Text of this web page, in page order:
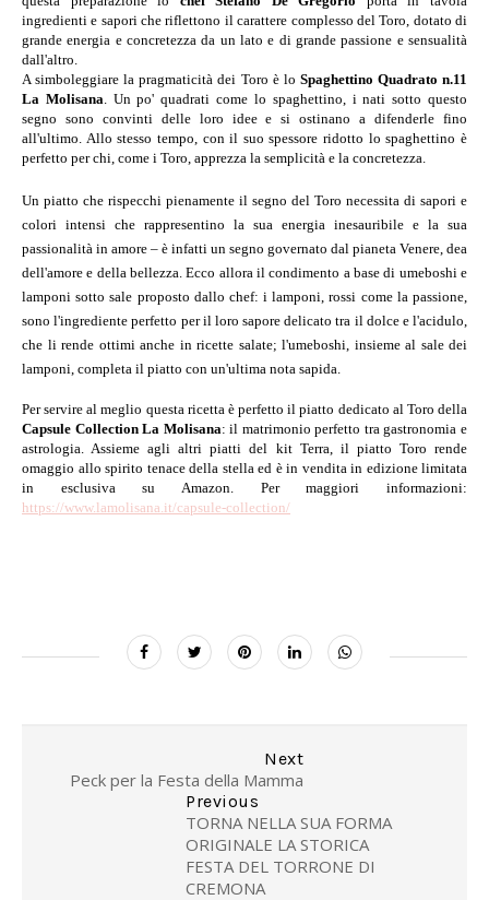
ingredienti e sapori che riflettono il carattere complesso del Toro, dotato di
grande energia e concretezza da un lato e di grande passione e sensualità
dall'altro.
A simboleggiare la pragmaticità dei Toro è lo Spaghettino Quadrato n.11
La Molisana. Un po' quadrati come lo spaghettino, i nati sotto questo
segno sono convinti delle loro idee e si ostinano a difenderle fino
all'ultimo. Allo stesso tempo, con il suo spessore ridotto lo spaghettino è
perfetto per chi, come i Toro, apprezza la semplicità e la concretezza.
Un piatto che rispecchi pienamente il segno del Toro necessita di sapori e
colori intensi che rappresentino la sua energia inesauribile e la sua
passionalità in amore – è infatti un segno governato dal pianeta Venere, dea
dell'amore e della bellezza. Ecco allora il condimento a base di umeboshi e
lamponi sotto sale proposto dallo chef: i lamponi, rossi come la passione,
sono l'ingrediente perfetto per il loro sapore delicato tra il dolce e l'acidulo,
che li rende ottimi anche in ricette salate; l'umeboshi, insieme al sale dei
lamponi, completa il piatto con un'ultima nota sapida.
Per servire al meglio questa ricetta è perfetto il piatto dedicato al Toro della
Capsule Collection La Molisana: il matrimonio perfetto tra gastronomia e
astrologia. Assieme agli altri piatti del kit Terra, il piatto Toro rende
omaggio allo spirito tenace della stella ed è in vendita in edizione limitata
in esclusiva su Amazon. Per maggiori informazioni:
https://www.lamolisana.it/capsule-collection/
Next
Peck per la Festa della Mamma
Previous
TORNA NELLA SUA FORMA
ORIGINALE LA STORICA
FESTA DEL TORRONE DI
CREMONA